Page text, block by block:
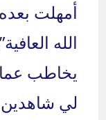
أمهلت
الله
يخاطب
لي